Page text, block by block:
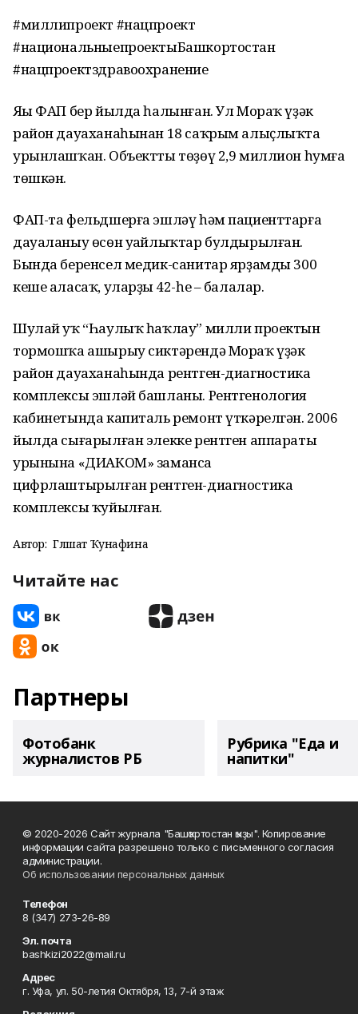
#миллипроект #нацпроект
#национальныепроектыБашкортостан
#нацпроектздравоохранение
Яңы ФАП бер йылда һалынған. Ул Мораҡ үҙәк
район дауаханаһынан 18 саҡрым алыҫлыҡта
урынлашҡан. Объектты төҙөү 2,9 миллион һумға
төшкән.
ФАП-та фельдшерға эшләү һәм пациенттарға
дауаланыу өсөн уңайлыҡтар булдырылған.
Бында беренсел медик-санитар ярҙамды 300
кеше аласаҡ, уларҙың 42-һе – балалар.
Шулай уҡ “Һаулыҡ һаҡлау” милли проектын
тормошҡа ашырыу сиктәрендә Мораҡ үҙәк
район дауаханаһында рентген-диагностика
комплексы эшләй башланы. Рентгенология
кабинетында капиталь ремонт үткәрелгән. 2006
йылда сығарылған элекке рентген аппараты
урынына «ДИАКОМ» заманса
цифрлаштырылған рентген-диагностика
комплексы ҡуйылған.
Автор: Гөлшат Ҡунафина
Читайте нас
Партнеры
Фотобанк
журналистов РБ
Рубрика "Еда и
напитки"
© 2020-2026 Сайт журнала "Башҡортостан ҡыҙы". Копирование
информации сайта разрешено только с письменного согласия
администрации.
Об использовании персональных данных
Телефон
8 (347) 273-26-89
Эл. почта
bashkizi2022@mail.ru
Адрес
г. Уфа, ул. 50-летия Октября, 13, 7-й этаж